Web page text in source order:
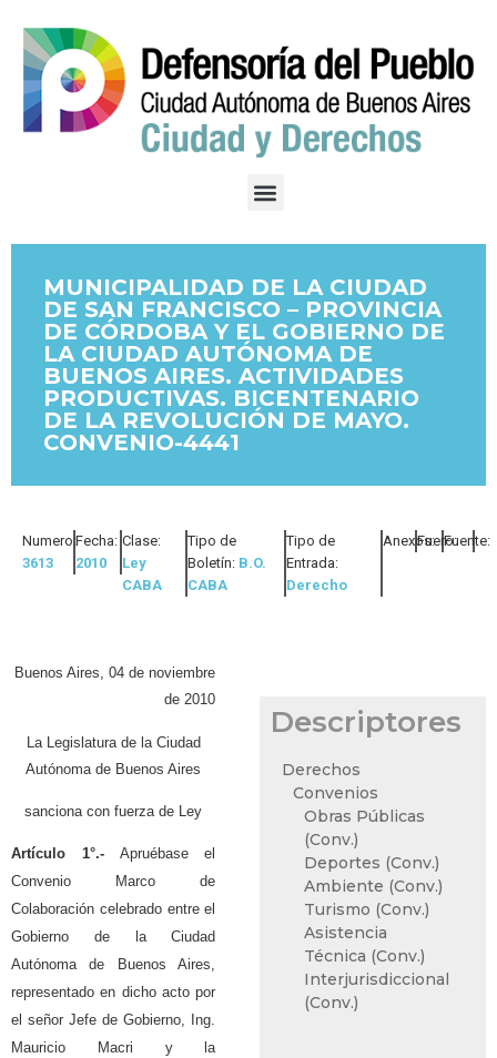
MUNICIPALIDAD DE LA CIUDAD
DE SAN FRANCISCO – PROVINCIA
DE CÓRDOBA Y EL GOBIERNO DE
LA CIUDAD AUTÓNOMA DE
BUENOS AIRES. ACTIVIDADES
PRODUCTIVAS. BICENTENARIO
DE LA REVOLUCIÓN DE MAYO.
CONVENIO-4441
Numero:
3613
Fecha:
2010
Clase:
Ley
CABA
Tipo de
Boletín: B.O.
CABA
Tipo de
Entrada:
Derecho
Anexos:Fuero:Fuente:
Buenos Aires, 04 de noviembre
de 2010
La Legislatura de la Ciudad
Autónoma de Buenos Aires
sanciona con fuerza de Ley
Artículo 1°.-Apruébase el
Convenio Marco de
Colaboración celebrado entre el
Gobierno de la Ciudad
Autónoma de Buenos Aires,
representado en dicho acto por
el señor Jefe de Gobierno, Ing.
Mauricio Macri y la
Descriptores
Derechos
Convenios
Obras Públicas
(Conv.)
Deportes (Conv.)
Ambiente (Conv.)
Turismo (Conv.)
Asistencia
Técnica (Conv.)
Interjurisdiccional
(Conv.)